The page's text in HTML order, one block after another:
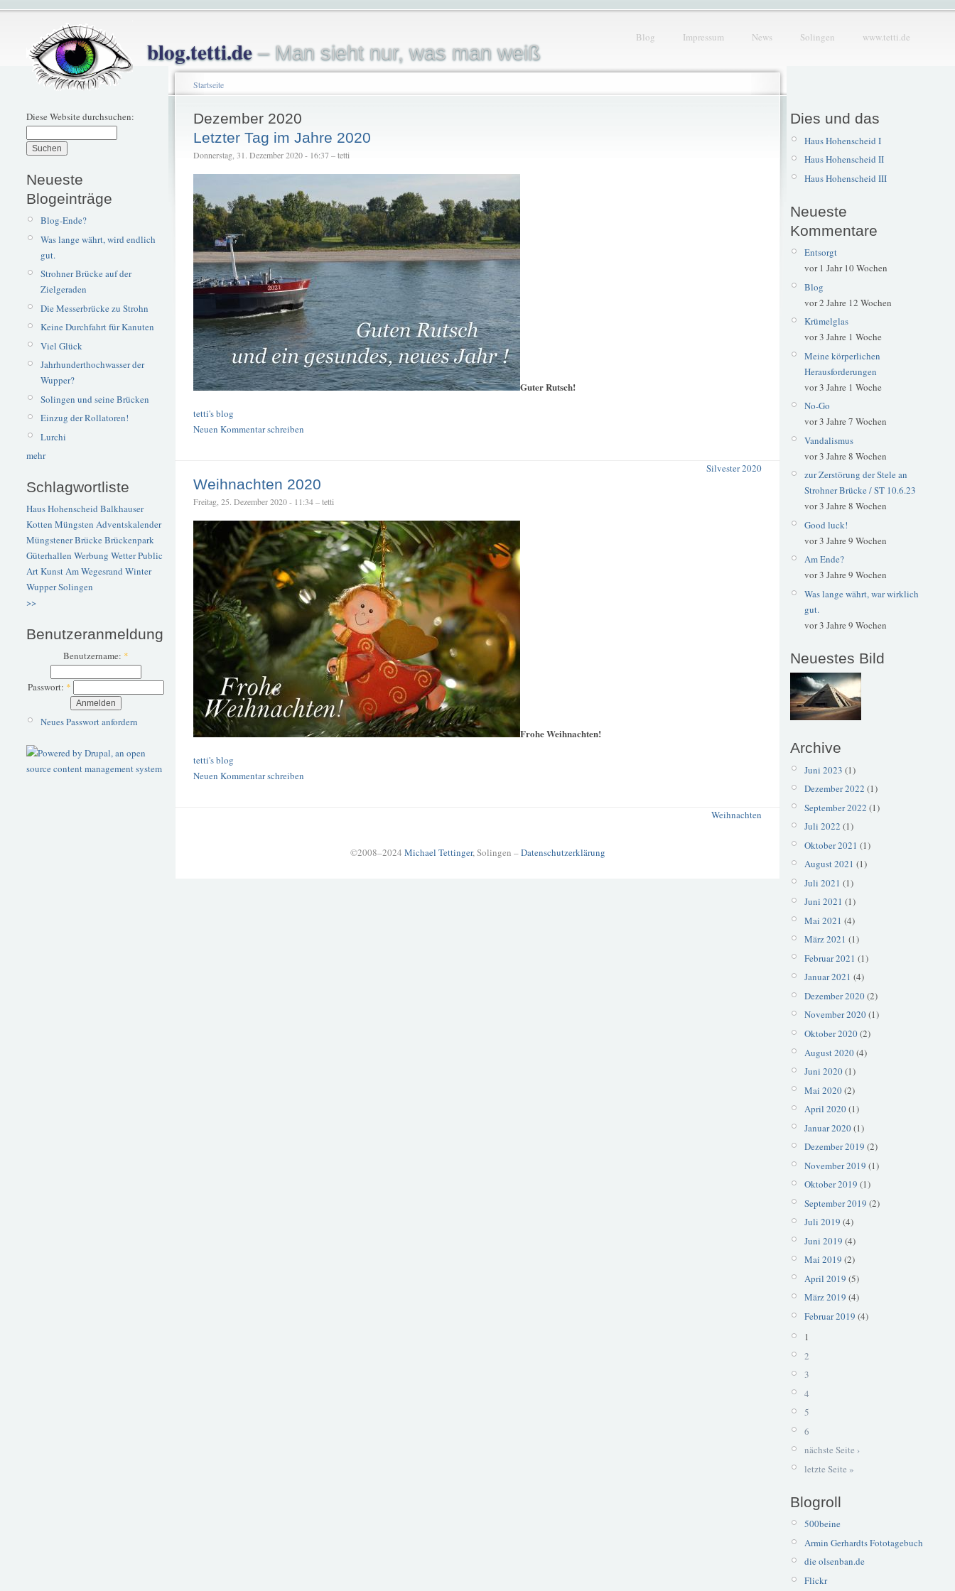
blog.tetti.de– Man sieht nur, was man weiß
Blog Impressum News Solingen www.tetti.de
Diese Website durchsuchen:
Neueste
Blogeinträge
Blog-Ende?
Was lange währt, wird endlich
gut.
Strohner Brücke auf der
Zielgeraden
Die Messerbrücke zu Strohn
Keine Durchfahrt für Kanuten
Viel Glück
Jahrhunderthochwasser der
Wupper?
Solingen und seine Brücken
Einzug der Rollatoren!
Lurchi
mehr
Schlagwortliste
Haus Hohenscheid Balkhauser
Kotten Müngsten Adventskalender
Müngstener BrückeBrückenpark
Güterhallen Werbung WetterPublic
ArtKunstAm Wegesrand Winter
WupperSolingen
>>
Benutzeranmeldung
Benutzername: *
Passwort: *
Neues Passwort anfordern
Startseite
Dezember 2020
Letzter Tag im Jahre 2020
Donnerstag, 31. Dezember 2020 - 16:37 – tetti
Guter Rutsch!
tetti's blog
Neuen Kommentar schreiben
Silvester 2020
Weihnachten 2020
Freitag, 25. Dezember 2020 - 11:34 – tetti
Frohe Weihnachten!
tetti's blog
Neuen Kommentar schreiben
Weihnachten
©2008–2024 Michael Tettinger, Solingen –Datenschutzerklärung
Dies und das
Haus Hohenscheid I
Haus Hohenscheid II
Haus Hohenscheid III
Neueste
Kommentare
Entsorgt
vor 1 Jahr 10 Wochen
Blog
vor 2 Jahre 12 Wochen
Krümelglas
vor 3 Jahre 1 Woche
Meine körperlichen
Herausforderungen
vor 3 Jahre 1 Woche
No-Go
vor 3 Jahre 7 Wochen
Vandalismus
vor 3 Jahre 8 Wochen
zur Zerstörung der Stele an
Strohner Brücke / ST 10.6.23
vor 3 Jahre 8 Wochen
Good luck!
vor 3 Jahre 9 Wochen
Am Ende?
vor 3 Jahre 9 Wochen
Was lange währt, war wirklich
gut.
vor 3 Jahre 9 Wochen
Neuestes Bild
Archive
Juni 2023 (1)
Dezember 2022 (1)
September 2022 (1)
Juli 2022 (1)
Oktober 2021 (1)
August 2021 (1)
Juli 2021 (1)
Juni 2021 (1)
Mai 2021 (4)
März 2021 (1)
Februar 2021 (1)
Januar 2021 (4)
Dezember 2020(2)
November 2020(1)
Oktober 2020(2)
August 2020(4)
Juni 2020(1)
Mai 2020(2)
April 2020(1)
Januar 2020(1)
Dezember 2019 (2)
November 2019 (1)
Oktober 2019 (1)
September 2019 (2)
Juli 2019 (4)
Juni 2019 (4)
Mai 2019 (2)
April 2019 (5)
März 2019 (4)
Februar 2019 (4)
1
2
3
4
5
6
nächste Seite ›
letzte Seite »
Blogroll
500beine
Armin Gerhardts Fototagebuch
die olsenban.de
Flickr